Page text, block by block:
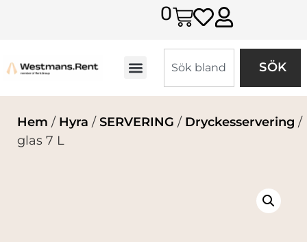
0
SÖK
Hem / Hyra / SERVERING / Dryckesservering /
glas 7 L